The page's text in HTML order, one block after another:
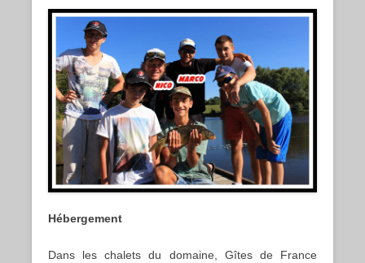
Hébergement
Dans les chalets du domaine, Gîtes de France